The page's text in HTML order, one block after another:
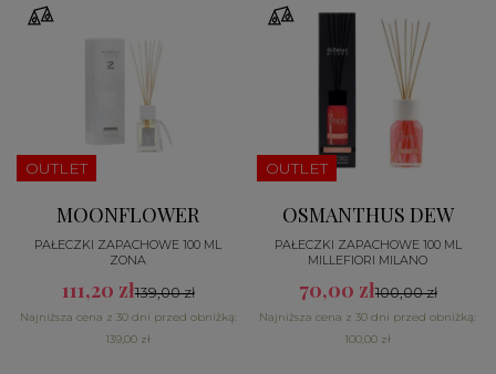
OUTLET
MOONFLOWER
PAŁECZKI ZAPACHOWE 100 ML
ZONA
111,20 zł139,00 zł
Najniższa cena z 30 dni przed obniżką:
139,00 zł
OUTLET
OSMANTHUS DEW
PAŁECZKI ZAPACHOWE 100 ML
MILLEFIORI MILANO
70,00 zł100,00 zł
Najniższa cena z 30 dni przed obniżką:
100,00 zł